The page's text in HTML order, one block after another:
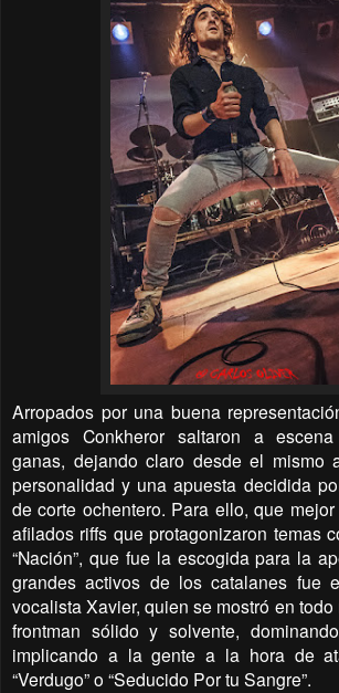
Arropados por una buena
amigos Conkheror saltaron a
ganas, dejando claro desde el mismo
personalidad y una apuesta decidida
de corte ochentero. Para ello, que
afilados riffs que protagonizaron temas
“Nación”, que fue la escogida para la
grandes activos de los catalanes fue
vocalista Xavier, quien se mostró en
frontman sólido y solvente,
implicando a la gente a la hora de
“Verdugo” o “Seducido Por tu Sangre”.